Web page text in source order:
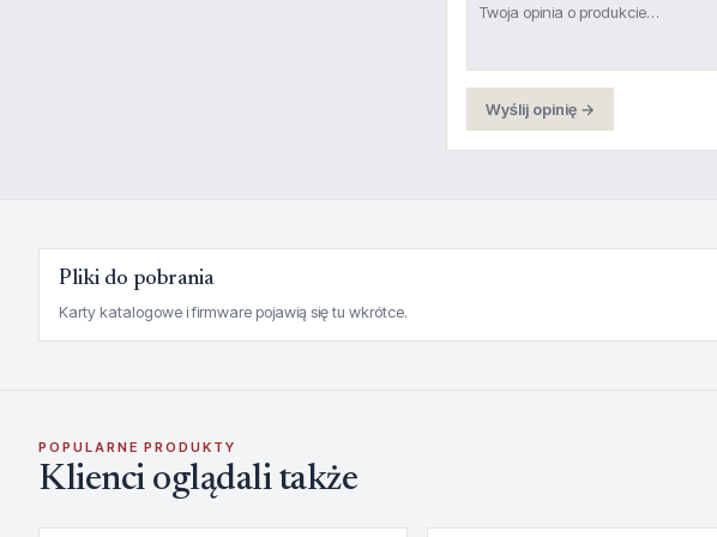
Wyślij opinię →
Pliki do pobrania
Karty katalogowe i firmware pojawią się tu wkrótce.
POPULARNE PRODUKTY
Klienci oglądali także